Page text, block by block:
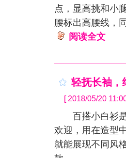
点，显高挑和小
腰标出高腰线，
阅读全文
轻抚长袖，
[ 2018/05/20
百搭小白衫是
欢迎，用在造型
就能展现不同风